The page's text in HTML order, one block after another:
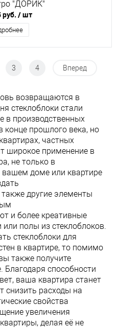
"ДОРИК"
руб. / шт
3 4 Вперед
возвращаются в
стеклоблоки стали
в производственных
конце прошлого века, но
частных
широкое применение в
не только в
доме или квартире
другие элементы
и более креативные
или полы из стеклоблоков.
стеклоблоки для
в квартире, то помимо
также получите
Благодаря способности
ваша квартира станет
снизить расходы на
свойства
увеличения
делая её не